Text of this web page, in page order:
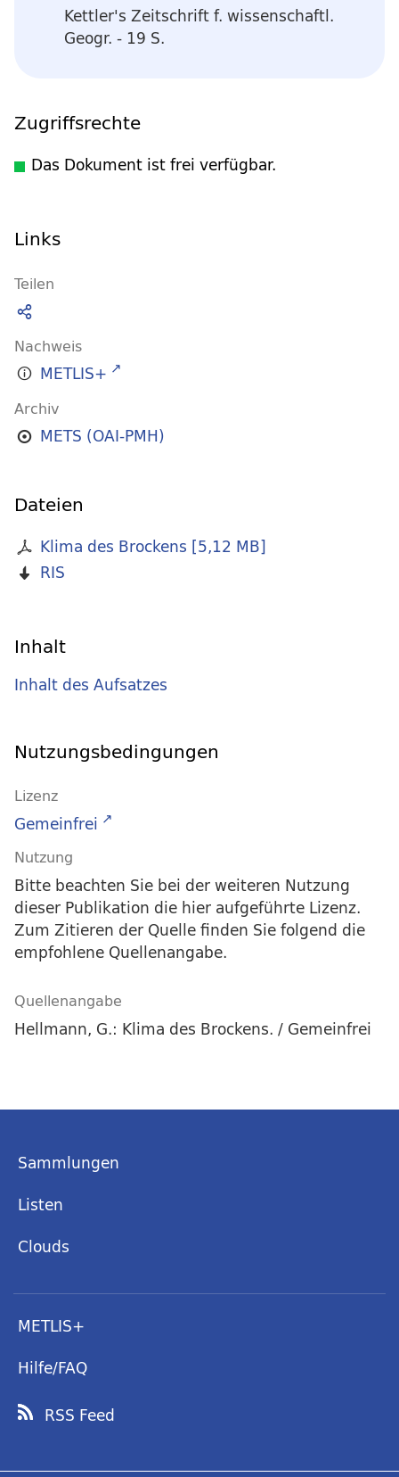
Kettler's Zeitschrift f. wissenschaftl.
Geogr. - 19 S.
Zugriffsrechte
Das Dokument ist frei verfügbar.
Links
Teilen
Nachweis
METLIS+
Archiv
METS (OAI-PMH)
Dateien
Klima des Brockens [5,12 MB]
RIS
Inhalt
Inhalt des Aufsatzes
Nutzungsbedingungen
Lizenz
Gemeinfrei
Nutzung
Bitte beachten Sie bei der weiteren Nutzung
dieser Publikation die hier aufgeführte Lizenz.
Zum Zitieren der Quelle finden Sie folgend die
empfohlene Quellenangabe.
Quellenangabe
Hellmann, G.: Klima des Brockens. / Gemeinfrei
Sammlungen
Listen
Clouds
METLIS+
Hilfe/FAQ
RSS Feed